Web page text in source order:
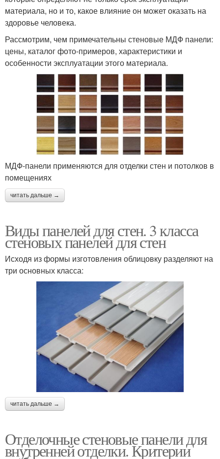
материала, но и то, какое влияние он может оказать на
здоровье человека.
Рассмотрим, чем примечательны стеновые МДФ панели:
цены, каталог фото-примеров, характеристики и
особенности эксплуатации этого материала.
МДФ-панели применяются для отделки стен и потолков в
помещениях
читать дальше →
Виды панелей для стен. 3 класса
стеновых панелей для стен
Исходя из формы изготовления облицовку разделяют на
три основных класса:
читать дальше →
Отделочные стеновые панели для
внутренней отделки. Критерии